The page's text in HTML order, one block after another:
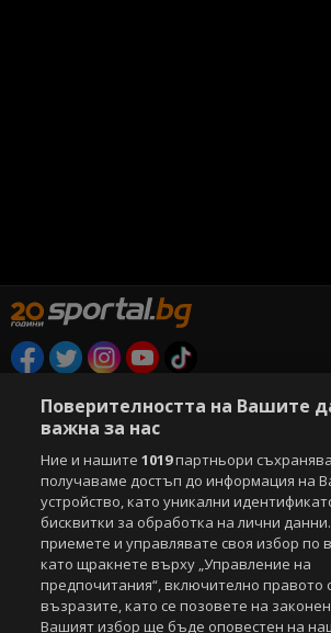
Този уебсайт е собственост наSportal Media
За нас Екип За рекламa
Общи условия
Етични правила на НСС
Лични данни
Управление на предпочитания
Съдържанието на този уеб сайт и технологиите,
под закрила на Закона за авторското право и
Всички статии, репортажи, интервюта и други
видео материали, публикувани в сайта, са
Спортал, освен ако изрично е посочено друго.
Поверителността на Вашите
важна за нас
Ние и нашите1019партньори
получаваме достъп до информация на
устройство, като уникални
бисквитки за обработка на лични
приемете и управлявате своя избор по
като щракнете върху „Управление на
предпочитания“, включително правото
възразите, като се позовете на
Вашият избор ще бъде оповестен на